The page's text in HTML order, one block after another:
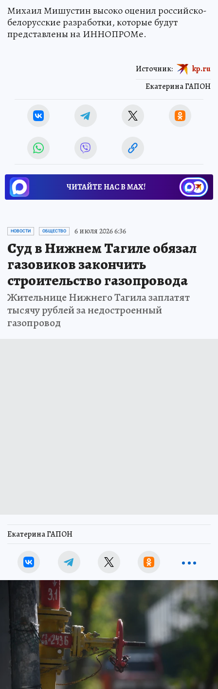
Михаил Мишустин высоко оценил российско-
белорусские разработки, которые будут
представлены на ИННОПРОМе.
Екатерина ГАПОН
Источник: kp.ru
ЧИТАЙТЕ НАС В МАХ!
НОВОСТИ ОБЩЕСТВО 6 июля 2026 6:36
Суд в Нижнем Тагиле обязал
газовиков закончить
строительство газопровода
Жительнице Нижнего Тагила заплатят
тысячу рублей за недостроенный
газопровод
Екатерина ГАПОН